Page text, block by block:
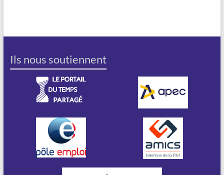
Ils nous soutiennent